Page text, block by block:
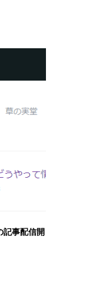
記事配信開